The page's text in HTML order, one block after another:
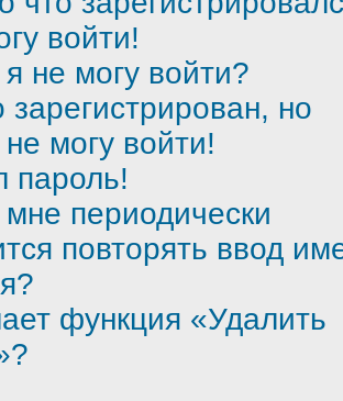
войти!
не могу войти?
зарегистрирован, но
могу войти!
пароль!
периодически
повторять ввод
функция «Удалить